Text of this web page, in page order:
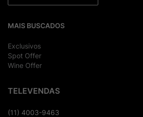
MAIS BUSCADOS
Exclusivos
Spot Offer
Wine Offer
TELEVENDAS
(11) 4003-9463